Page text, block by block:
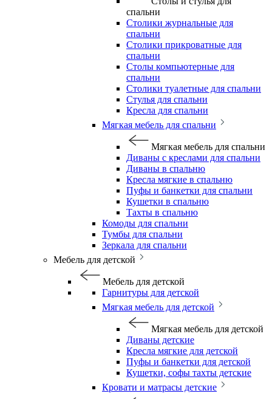
спальни
Столики журнальные для
спальни
Столики прикроватные для
спальни
Столы компьютерные для
спальни
Столики туалетные для спальни
Стулья для спальни
Кресла для спальни
Мягкая мебель для спальни
Мягкая мебель для спальни
Диваны с креслами для спальни
Диваны в спальню
Кресла мягкие в спальню
Пуфы и банкетки для спальни
Кушетки в спальню
Тахты в спальню
Комоды для спальни
Тумбы для спальни
Зеркала для спальни
Мебель для детской
Мебель для детской
Гарнитуры для детской
Мягкая мебель для детской
Мягкая мебель для детской
Диваны детские
Кресла мягкие для детской
Пуфы и банкетки для детской
Кушетки, софы тахты детские
Кровати и матрасы детские